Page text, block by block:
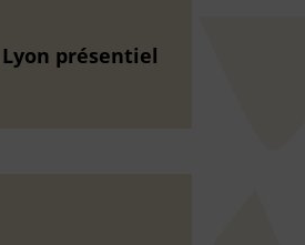
Lyon présentiel